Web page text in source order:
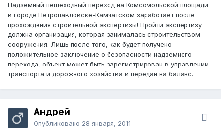
Надземный пешеходный переход на Комсомольской площади
в городе Петропавловске-Камчатском заработает после
прохождения строительной экспертизы! Пройти экспертизу
должна организация, которая занималась строительством
сооружения. Лишь после того, как будет получено
положительное заключение о безопасности надземного
перехода, объект может быть зарегистрирован в управлении
транспорта и дорожного хозяйства и передан на баланс.
Андрей
Опубликовано 28 января, 2011